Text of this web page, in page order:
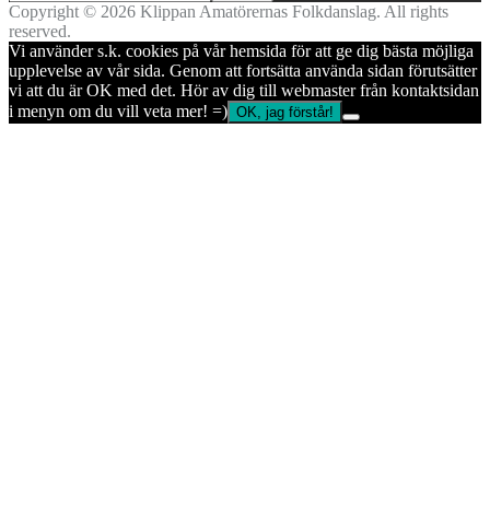
Copyright © 2026 Klippan Amatörernas Folkdanslag. All rights
reserved.
Vi använder s.k. cookies på vår hemsida för att ge dig bästa möjliga
upplevelse av vår sida. Genom att fortsätta använda sidan förutsätter
vi att du är OK med det. Hör av dig till webmaster från kontaktsidan
i menyn om du vill veta mer! =) OK, jag förstår!